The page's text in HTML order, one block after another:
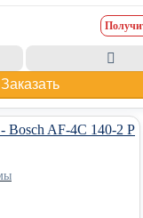
Заказать